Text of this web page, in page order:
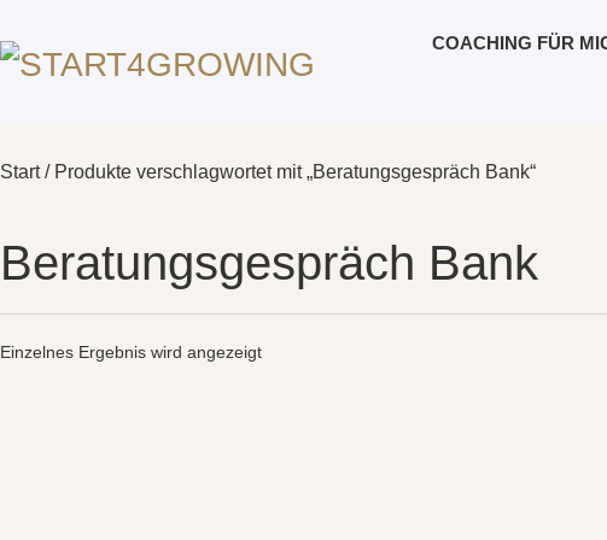
COACHING FÜR
Start/ Produkte verschlagwortet mit „Beratungsgespräch Bank“
Beratungsgespräch Bank
Einzelnes Ergebnis wird angezeigt